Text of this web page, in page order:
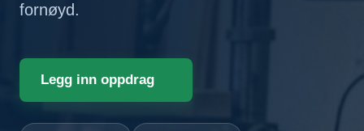
fornøyd.
Legg inn oppdrag